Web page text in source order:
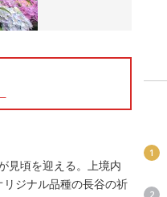
見頃を迎える。上境内
ジナル品種の長谷の祈
1
2